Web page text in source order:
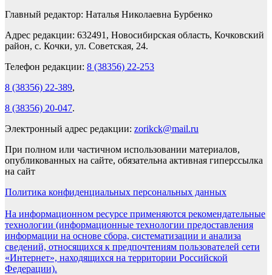
Главный редактор: Наталья Николаевна Бурбенко
Адрес редакции: 632491, Новосибирская область, Кочковский
район, с. Кочки, ул. Советская, 24.
Телефон редакции: 8 (38356) 22-253
8 (38356) 22-389,
8 (38356) 20-047.
Электронный адрес редакции: zorikck@mail.ru
При полном или частичном использовании материалов,
опубликованных на сайте, обязательна активная гиперссылка
на сайт
Политика конфиденциальных персональных данных
На информационном ресурсе применяются рекомендательные
технологии (информационные технологии предоставления
информации на основе сбора, систематизации и анализа
сведений, относящихся к предпочтениям пользователей сети
«Интернет», находящихся на территории Российской
Федерации).